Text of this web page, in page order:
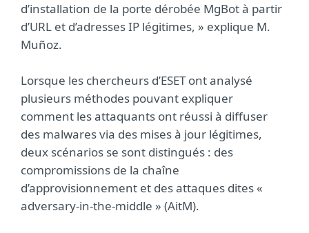
d’installation de la porte dérobée MgBot à partir
d’URL et d’adresses IP légitimes, » explique M.
Muñoz.
Lorsque les chercheurs d’ESET ont analysé
plusieurs méthodes pouvant expliquer
comment les attaquants ont réussi à diffuser
des malwares via des mises à jour légitimes,
deux scénarios se sont distingués : des
compromissions de la chaîne
d’approvisionnement et des attaques dites «
adversary-in-the-middle » (AitM).